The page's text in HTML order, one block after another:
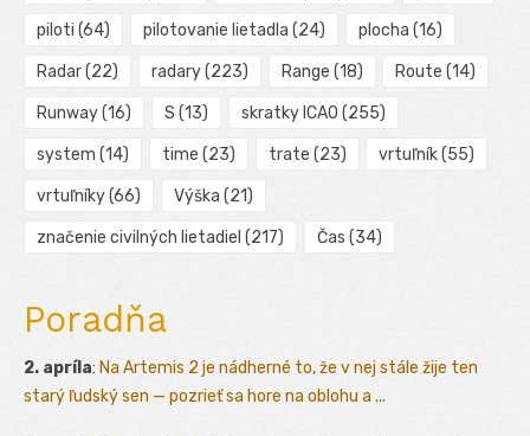
piloti (64) pilotovanie lietadla (24) plocha (16)
Radar(22) radary(223) Range (18) Route (14)
Runway(16) S (13) skratky ICAO (255)
system (14) time (23) trate (23) vrtuľník(55)
vrtuľníky(66) Výška (21)
značenie civilných lietadiel (217) Čas (34)
Poradňa
2. apríla: Na Artemis 2 je nádherné to, že v nej stále žije ten
starý ľudský sen — pozrieť sa hore na oblohu a ...